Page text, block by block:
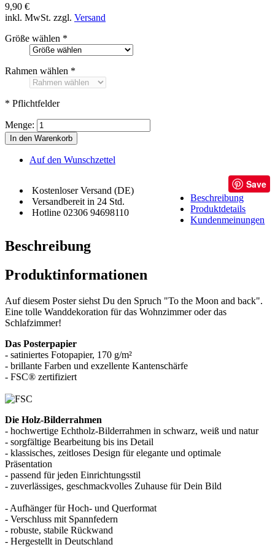
9,90 €
inkl. MwSt. zzgl. Versand
Größe wählen *
Rahmen wählen *
* Pflichtfelder
Menge:
In den Warenkorb
Auf den Wunschzettel
Kostenloser Versand (DE)
Versandbereit in 24 Std.
Hotline 02306 94698110
Save
Beschreibung
Produktdetails
Kundenmeinungen
Beschreibung
Produktinformationen
Auf diesem Poster siehst Du den Spruch "To the Moon and back".
Eine tolle Wanddekoration für das Wohnzimmer oder das
Schlafzimmer!
Das Posterpapier
- satiniertes Fotopapier, 170 g/m²
- brillante Farben und exzellente Kantenschärfe
- FSC® zertifiziert
Die Holz-Bilderrahmen
- hochwertige Echtholz-Bilderrahmen in schwarz, weiß und natur
- sorgfältige Bearbeitung bis ins Detail
- klassisches, zeitloses Design für elegante und optimale
Präsentation
- passend für jeden Einrichtungsstil
- zuverlässiges, geschmackvolles Zuhause für Dein Bild
- Aufhänger für Hoch- und Querformat
- Verschluss mit Spannfedern
- robuste, stabile Rückwand
- Hergestellt in Deutschland